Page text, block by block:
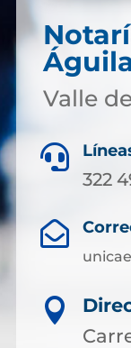
Valle

322

